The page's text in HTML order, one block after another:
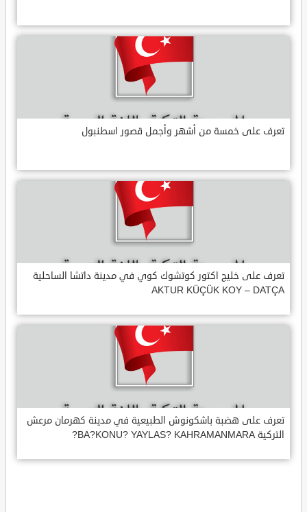
تعرف على خمسة من أشهر وأجمل قصور اسطنبول
تعرف على خليج اكتور كوتشوك كوي في مدينة داتشا الساحلية
AKTUR KÜÇÜK KOY – DATÇA
تعرف على هضبة باشكونوش الطبيعية في مدينة كهرمان مرعش
التركية BA?KONU? YAYLAS? KAHRAMANMARA?